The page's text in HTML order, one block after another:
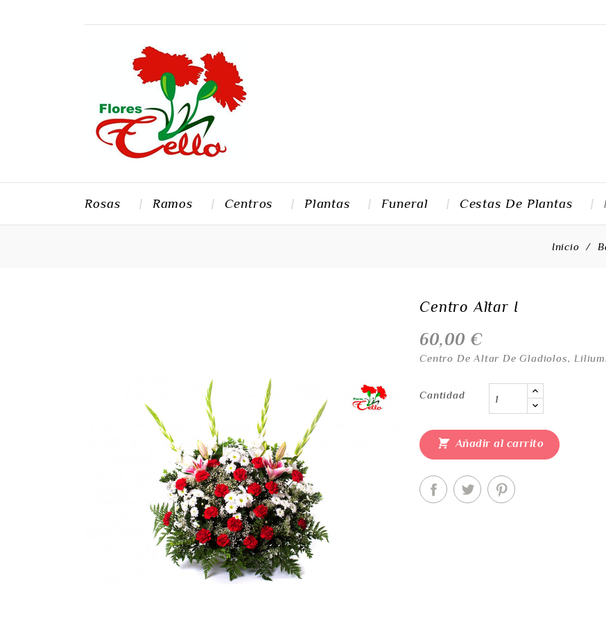
Rosas Ramos Centros Plantas Funeral Cestas De Plantas
Inicio
Centro Altar I
60,00 €
Centro De Altar De Gladiolos,
Cantidad
 Añadir al carrito